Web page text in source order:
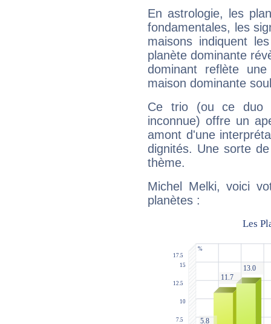
En astrologie, les
fondamentales, les
maisons indiquent
planète dominante
dominant reflète
maison dominante
Ce trio (ou ce duo
inconnue) offre un
amont d'une
dignités. Une sorte
thème.
Michel Melki, voici
planètes :